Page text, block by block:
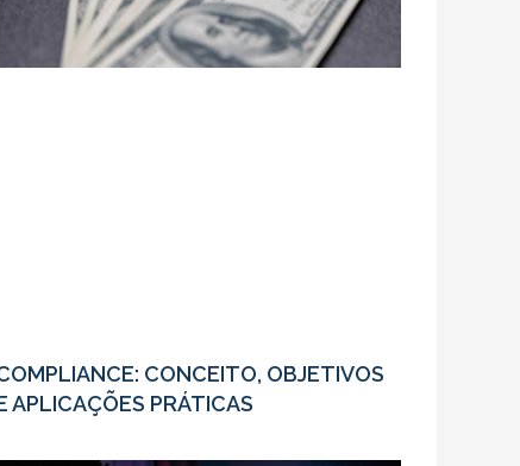
CONCEITO, OBJETIVOS
APLICAÇÕES PRÁTICAS